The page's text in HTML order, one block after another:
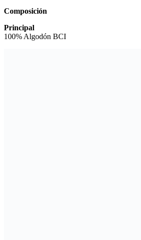
Composición
Principal
100% Algodón BCI